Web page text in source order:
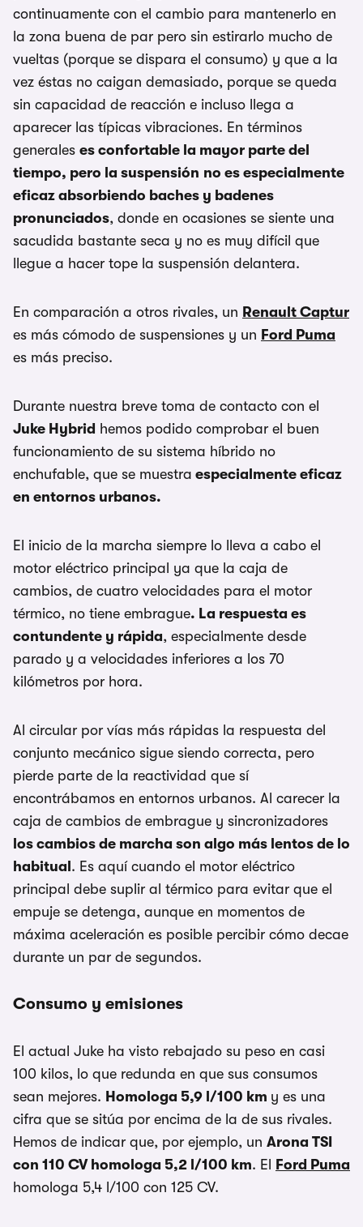
continuamente con el cambio para mantenerlo en
la zona buena de par pero sin estirarlo mucho de
vueltas (porque se dispara el consumo) y que a la
vez éstas no caigan demasiado, porque se queda
sin capacidad de reacción e incluso llega a
aparecer las típicas vibraciones. En términos
generales es confortable la mayor parte del
tiempo, pero la suspensión no es especialmente
eficaz absorbiendo baches y badenes
pronunciados, donde en ocasiones se siente una
sacudida bastante seca y no es muy difícil que
llegue a hacer tope la suspensión delantera.
En comparación a otros rivales, un Renault Captur
es más cómodo de suspensiones y un Ford Puma
es más preciso.
Durante nuestra breve toma de contacto con el
Juke Hybrid hemos podido comprobar el buen
funcionamiento de su sistema híbrido no
enchufable, que se muestra especialmente eficaz
en entornos urbanos.
El inicio de la marcha siempre lo lleva a cabo el
motor eléctrico principal ya que la caja de
cambios, de cuatro velocidades para el motor
térmico, no tiene embrague. La respuesta es
contundente y rápida, especialmente desde
parado y a velocidades inferiores a los 70
kilómetros por hora.
Al circular por vías más rápidas la respuesta del
conjunto mecánico sigue siendo correcta, pero
pierde parte de la reactividad que sí
encontrábamos en entornos urbanos. Al carecer la
caja de cambios de embrague y sincronizadores
los cambios de marcha son algo más lentos de lo
habitual . Es aquí cuando el motor eléctrico
principal debe suplir al térmico para evitar que el
empuje se detenga, aunque en momentos de
máxima aceleración es posible percibir cómo decae
durante un par de segundos.
Consumo y emisiones
El actual Juke ha visto rebajado su peso en casi
100 kilos, lo que redunda en que sus consumos
sean mejores. Homologa 5,9 l/100 km y es una
cifra que se sitúa por encima de la de sus rivales.
Hemos de indicar que, por ejemplo, un Arona TSI
con 110 CV homologa 5,2 l/100 km. El
Ford Puma
homologa 5,4 l/100 con 125 CV.